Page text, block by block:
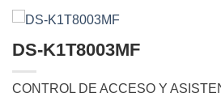
DS-K1T8003MF
CONTROL DE ACCESO Y